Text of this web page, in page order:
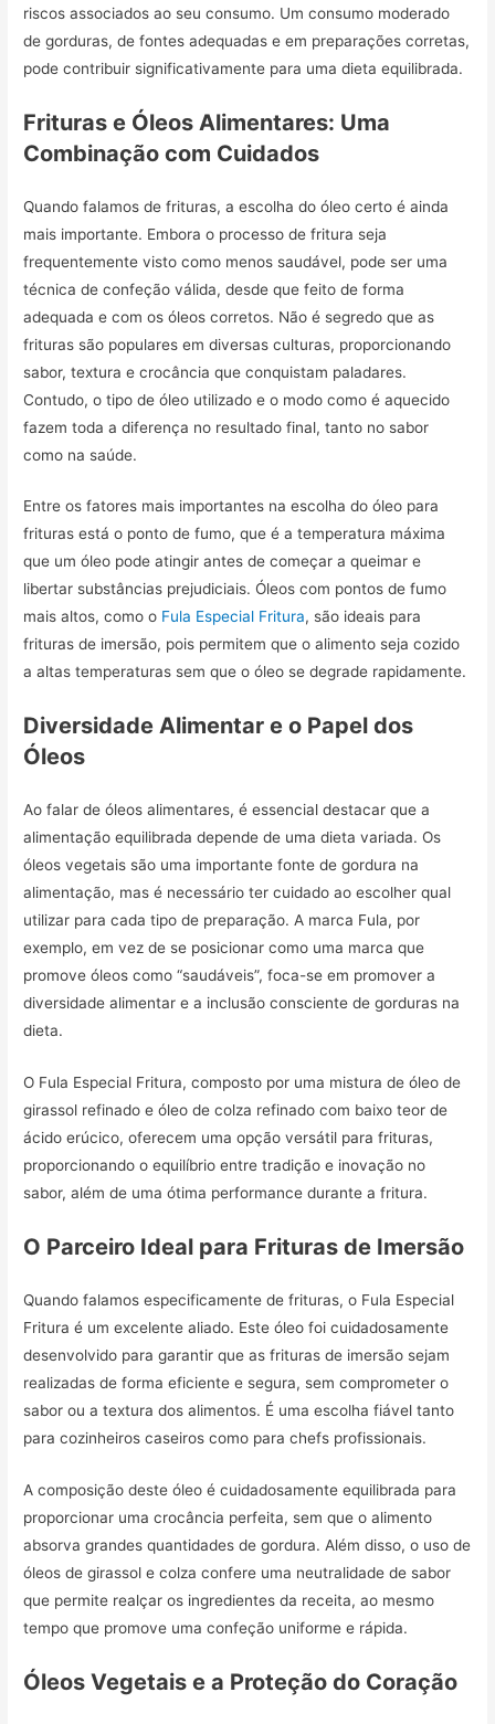
riscos associados ao seu consumo. Um consumo moderado
de gorduras, de fontes adequadas e em preparações corretas,
pode contribuir significativamente para uma dieta equilibrada.
Frituras e Óleos Alimentares: Uma
Combinação com Cuidados
Quando falamos de frituras, a escolha do óleo certo é ainda
mais importante. Embora o processo de fritura seja
frequentemente visto como menos saudável, pode ser uma
técnica de confeção válida, desde que feito de forma
adequada e com os óleos corretos. Não é segredo que as
frituras são populares em diversas culturas, proporcionando
sabor, textura e crocância que conquistam paladares.
Contudo, o tipo de óleo utilizado e o modo como é aquecido
fazem toda a diferença no resultado final, tanto no sabor
como na saúde.
Entre os fatores mais importantes na escolha do óleo para
frituras está o ponto de fumo, que é a temperatura máxima
que um óleo pode atingir antes de começar a queimar e
libertar substâncias prejudiciais. Óleos com pontos de fumo
mais altos, como o Fula Especial Fritura, são ideais para
frituras de imersão, pois permitem que o alimento seja cozido
a altas temperaturas sem que o óleo se degrade rapidamente.
Diversidade Alimentar e o Papel dos
Óleos
Ao falar de óleos alimentares, é essencial destacar que a
alimentação equilibrada depende de uma dieta variada. Os
óleos vegetais são uma importante fonte de gordura na
alimentação, mas é necessário ter cuidado ao escolher qual
utilizar para cada tipo de preparação. A marca Fula, por
exemplo, em vez de se posicionar como uma marca que
promove óleos como “saudáveis”, foca-se em promover a
diversidade alimentar e a inclusão consciente de gorduras na
dieta.
O Fula Especial Fritura, composto por uma mistura de óleo de
girassol refinado e óleo de colza refinado com baixo teor de
ácido erúcico, oferecem uma opção versátil para frituras,
proporcionando o equilíbrio entre tradição e inovação no
sabor, além de uma ótima performance durante a fritura.
O Parceiro Ideal para Frituras de Imersão
Quando falamos especificamente de frituras, o Fula Especial
Fritura é um excelente aliado. Este óleo foi cuidadosamente
desenvolvido para garantir que as frituras de imersão sejam
realizadas de forma eficiente e segura, sem comprometer o
sabor ou a textura dos alimentos. É uma escolha fiável tanto
para cozinheiros caseiros como para chefs profissionais.
A composição deste óleo é cuidadosamente equilibrada para
proporcionar uma crocância perfeita, sem que o alimento
absorva grandes quantidades de gordura. Além disso, o uso de
óleos de girassol e colza confere uma neutralidade de sabor
que permite realçar os ingredientes da receita, ao mesmo
tempo que promove uma confeção uniforme e rápida.
Óleos Vegetais e a Proteção do Coração